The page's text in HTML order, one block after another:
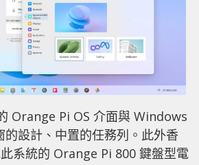
Orange Pi OS 介面與 Windows
的設計、中置的任務列。此外香
系統的 Orange Pi 800 鍵盤型電